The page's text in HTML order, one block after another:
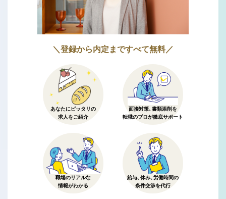
＼登録から内定まですべて無料／
あなたにピッタリの
求人をご紹介
面接対策、書類添削を
転職のプロが徹底サポート
職場のリアルな
情報がわかる
給与、休み、労働時間の
条件交渉を代行